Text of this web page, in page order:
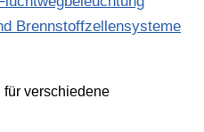
Brennstoffzellensysteme
verschiedene